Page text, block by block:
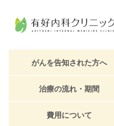
がんを告知された方へ
治療の流れ・期間
費用について